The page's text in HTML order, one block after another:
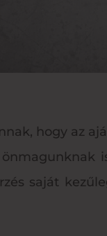
hogy az
saját